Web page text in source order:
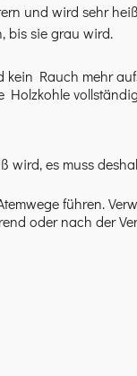
und wird sehr
bis sie grau wird.
kein Rauch mehr
Holzkohle
es muss
führen.
oder nach der